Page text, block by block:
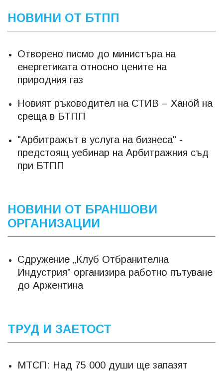
НОВИНИ ОТ БТПП
Отворено писмо до министъра на
енергетиката относно цените на
природния газ
Новият ръководител на СТИВ – Ханой на
среща в БТПП
"Арбитражът в услуга на бизнеса" -
предстоящ уебинар на Арбитражния съд
при БТПП
НОВИНИ ОТ БРАНШОВИ
ОРГАНИЗАЦИИ
Сдружение „Клуб Отбранителна
Индустрия” организира работно пътуване
до Аржентина
ТРУД И ЗАЕТОСТ
МТСП: Над 75 000 души ще запазят